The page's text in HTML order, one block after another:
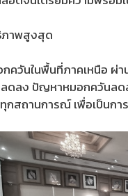
ภาพสูงสุด
นในพื้นที่ภาคเหนือ ผ่
ดลง ปัญหาหมอกควันล
กสถานการณ์ เพื่อเป็นก